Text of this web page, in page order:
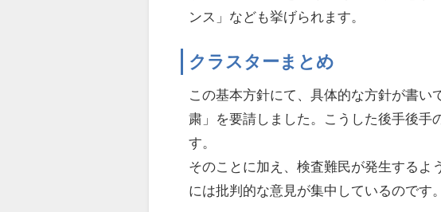
ンス」なども挙げられます。
クラスターまとめ
この基本方針にて、具体的な方針が書
粛」を要請しました。こうした後手後手
す。
そのことに加え、検査難民が発生するよ
には批判的な意見が集中しているのです。